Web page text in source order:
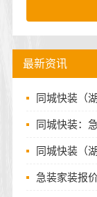
最新资讯
同城快装（
同城快装：
同城快装（
急装家装报